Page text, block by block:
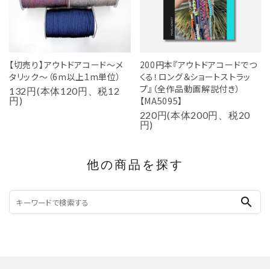
【切売り】アウトドアコード～メ
タリック～（6m以上1m単位）
132円(本体120円、税12
円)
200円本『アウトドアコードでつ
くる！ロング＆ショートストラッ
プ』（全作品動画解説付き）
【MA5095】
220円(本体200円、税20
円)
他の商品を探す
search